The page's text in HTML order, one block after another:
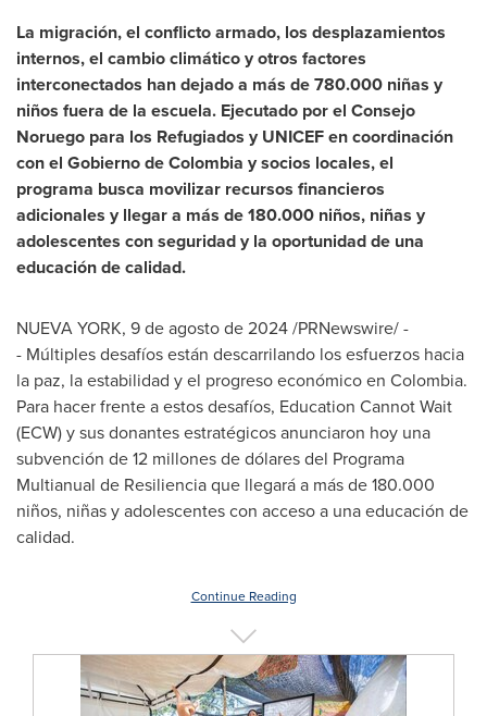
La migración, el conflicto armado, los desplazamientos
internos, el cambio climático y otros factores
interconectados han dejado a más de 780.000 niñas y
niños fuera de la escuela. Ejecutado por el Consejo
Noruego para los Refugiados y UNICEF en coordinación
con el Gobierno deColombia y socios locales, el
programa busca movilizar recursos financieros
adicionales y llegar a más de 180.000 niños, niñas y
adolescentes con seguridad y la oportunidad de una
educación de calidad.
NUEVA YORK, 9 de agosto de 2024/PRNewswire/ -
- Múltiples desafíos están descarrilando los esfuerzos hacia
la paz, la estabilidad y el progreso económico en Colombia.
Para hacer frente a estos desafíos, Education Cannot Wait
(ECW) y sus donantes estratégicos anunciaron hoy una
subvención de 12 millones de dólares del Programa
Multianual de Resiliencia que llegará a más de 180.000
niños, niñas y adolescentes con acceso a una educación de
calidad.
Continue Reading